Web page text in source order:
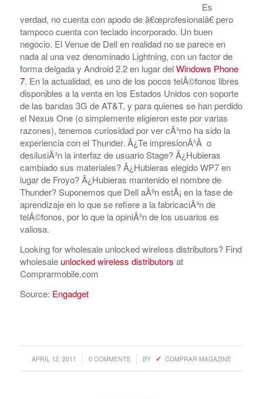
Es
verdad, no cuenta con apodo de â€œprofesionalâ€ pero
tampoco cuenta con teclado incorporado. Un buen
negocio. El Venue de Dell en realidad no se parece en
nada al una vez denominado Lightning, con un factor de
forma delgada y Android 2.2 en lugar delWindows Phone
7. En la actualidad, es uno de los pocos telÃ©fonos libres
disponibles a la venta en los Estados Unidos con soporte
de las bandas 3G de AT&T, y para quienes se han perdido
el Nexus One (o simplemente eligieron este por varias
razones), tenemos curiosidad por ver cÃ³mo ha sido la
experiencia con el Thunder. Â¿Te impresionÃ³Â o
desilusiÃ³n la interfaz de usuario Stage? Â¿Hubieras
cambiado sus materiales? Â¿Hubieras elegido WP7 en
lugar de Froyo? Â¿Hubieras mantenido el nombre de
Thunder? Suponemos que Dell aÃºn estÃ¡ en la fase de
aprendizaje en lo que se refiere a la fabricaciÃ³n de
telÃ©fonos, por lo que la opiniÃ³n de los usuarios es
valiosa.
Looking for wholesale unlocked wireless distributors? Find
wholesale unlocked wireless distributors at
Comprarmobile.com
Source: Engadget
APRIL 12, 2011
/ 0 COMMENTS
/ BY COMPRAR MAGAZINE